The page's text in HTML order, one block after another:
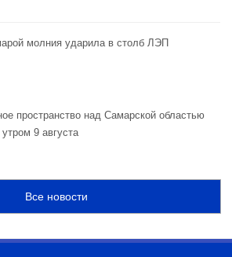
молния ударила в столб ЛЭП
пространство над Самарской областью
9 августа
Все новости